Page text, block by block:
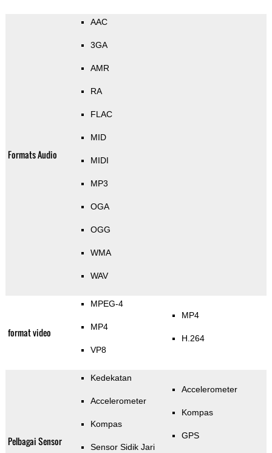
Formats Audio
AAC
3GA
AMR
RA
FLAC
MID
MIDI
MP3
OGA
OGG
WMA
WAV
format video
MPEG-4
MP4
VP8
MP4
H.264
Pelbagai Sensor
Kedekatan
Accelerometer
Kompas
Sensor Sidik Jari
Accelerometer
Kompas
GPS